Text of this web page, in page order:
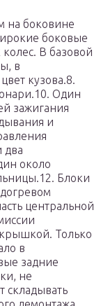
на боковине
боковые
В базовой
в
кузова.8.
Один
зажигания
и
два
около
Блоки
центральной
Только
в
задние
не
складывать